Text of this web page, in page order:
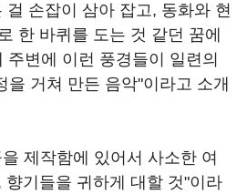
걸 손잡이 삼아 잡고, 동화와 현
한 바퀴를 도는 것 같던 꿈에
주변에 이런 풍경들이 일련의
을 거쳐 만든 음악"이라고 소개
제작함에 있어서 사소한 여
향기들을 귀하게 대할 것"이라